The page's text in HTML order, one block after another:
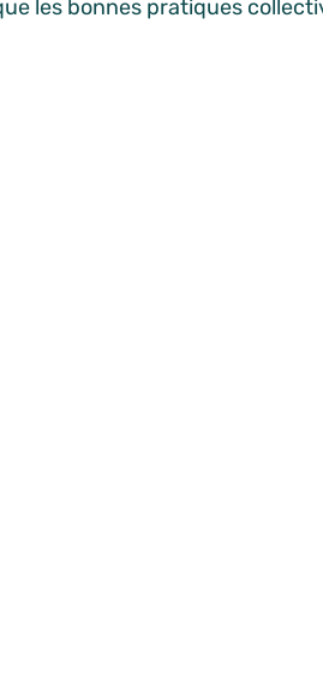
les bonnes pratiques